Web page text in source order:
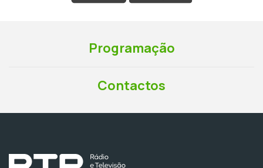
Programação
Contactos